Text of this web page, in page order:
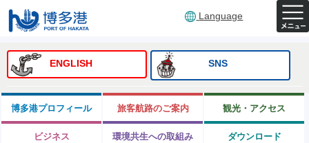
Language
ENGLISH SNS
博多港プロフィール 旅客航路のご案内 観光・アクセス
ビジネス 環境共生への取組み ダウンロード